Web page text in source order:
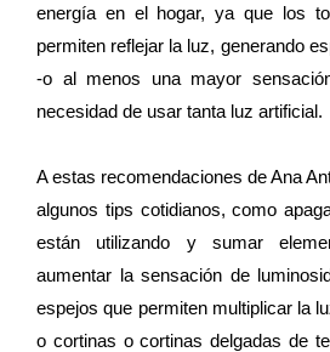
energía en el hogar, ya que los
permiten reflejar la luz, generando
-o al menos una mayor
necesidad de usar tanta luz artificial.
A estas recomendaciones de Ana
algunos tips cotidianos, como
están utilizando y sumar
aumentar la sensación de
espejos que permiten multiplicar la
o cortinas o cortinas delgadas de